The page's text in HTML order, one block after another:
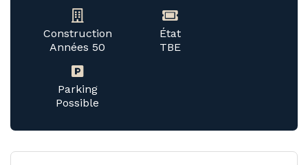
Années 50
Construction
TBE
État
Possible
Parking